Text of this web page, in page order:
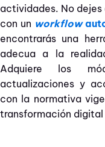
actividades. No
con un workflow
encontrarás una
adecua a la
Adquiere los
actualizaciones y
con la normativa
transformación